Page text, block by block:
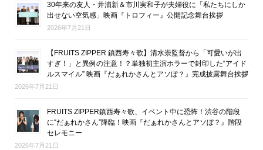
30年来の友人・井浦新＆市川実和子が夫婦役に「私たちにしか
出せない空気感」映画『トロフィー』公開記念舞台挨拶
2026年7月21日
【FRUITS ZIPPER 鎮西寿々歌】清水崇監督から「可愛いが出
すぎ！」と異例の注意！？単独初主演ホラーで封印した“アイド
ルスマイル” 映画『だぁれかさんとアソぼ？』完成披露舞台挨拶
2026年7月21日
FRUITS ZIPPER鎮西寿々歌、イベント中に恐怖！渋谷の階段
に“だぁれかさん”降臨！映画『だぁれかさんとアソぼ？』階段
セレモニー
2026年7月21日